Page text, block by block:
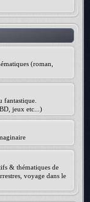
(roman,
fantastique.
jeux etc...)
& thématiques de
voyage dans le